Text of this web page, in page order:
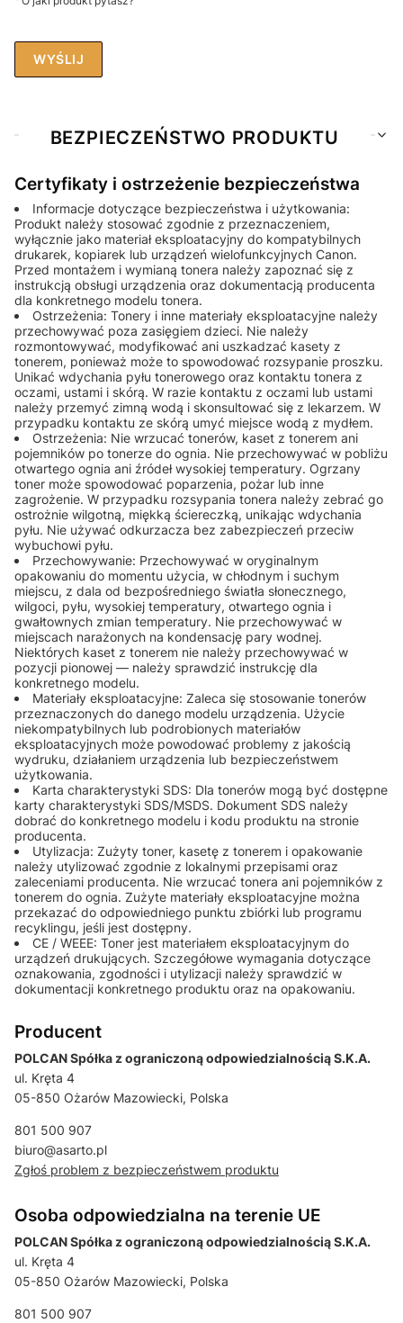
WYŚLIJ
BEZPIECZEŃSTWO PRODUKTU
Certyfikaty i ostrzeżenie bezpieczeństwa
Informacje dotyczące bezpieczeństwa i użytkowania:
Produkt należy stosować zgodnie z przeznaczeniem,
wyłącznie jako materiał eksploatacyjny do kompatybilnych
drukarek, kopiarek lub urządzeń wielofunkcyjnych Canon.
Przed montażem i wymianą tonera należy zapoznać się z
instrukcją obsługi urządzenia oraz dokumentacją producenta
dla konkretnego modelu tonera.
Ostrzeżenia: Tonery i inne materiały eksploatacyjne należy
przechowywać poza zasięgiem dzieci. Nie należy
rozmontowywać, modyfikować ani uszkadzać kasety z
tonerem, ponieważ może to spowodować rozsypanie proszku.
Unikać wdychania pyłu tonerowego oraz kontaktu tonera z
oczami, ustami i skórą. W razie kontaktu z oczami lub ustami
należy przemyć zimną wodą i skonsultować się z lekarzem. W
przypadku kontaktu ze skórą umyć miejsce wodą z mydłem.
Ostrzeżenia: Nie wrzucać tonerów, kaset z tonerem ani
pojemników po tonerze do ognia. Nie przechowywać w pobliżu
otwartego ognia ani źródeł wysokiej temperatury. Ogrzany
toner może spowodować poparzenia, pożar lub inne
zagrożenie. W przypadku rozsypania tonera należy zebrać go
ostrożnie wilgotną, miękką ściereczką, unikając wdychania
pyłu. Nie używać odkurzacza bez zabezpieczeń przeciw
wybuchowi pyłu.
Przechowywanie: Przechowywać w oryginalnym
opakowaniu do momentu użycia, w chłodnym i suchym
miejscu, z dala od bezpośredniego światła słonecznego,
wilgoci, pyłu, wysokiej temperatury, otwartego ognia i
gwałtownych zmian temperatury. Nie przechowywać w
miejscach narażonych na kondensację pary wodnej.
Niektórych kaset z tonerem nie należy przechowywać w
pozycji pionowej — należy sprawdzić instrukcję dla
konkretnego modelu.
Materiały eksploatacyjne: Zaleca się stosowanie tonerów
przeznaczonych do danego modelu urządzenia. Użycie
niekompatybilnych lub podrobionych materiałów
eksploatacyjnych może powodować problemy z jakością
wydruku, działaniem urządzenia lub bezpieczeństwem
użytkowania.
Karta charakterystyki SDS: Dla tonerów mogą być dostępne
karty charakterystyki SDS/MSDS. Dokument SDS należy
dobrać do konkretnego modelu i kodu produktu na stronie
producenta.
Utylizacja: Zużyty toner, kasetę z tonerem i opakowanie
należy utylizować zgodnie z lokalnymi przepisami oraz
zaleceniami producenta. Nie wrzucać tonera ani pojemników z
tonerem do ognia. Zużyte materiały eksploatacyjne można
przekazać do odpowiedniego punktu zbiórki lub programu
recyklingu, jeśli jest dostępny.
CE / WEEE: Toner jest materiałem eksploatacyjnym do
urządzeń drukujących. Szczegółowe wymagania dotyczące
oznakowania, zgodności i utylizacji należy sprawdzić w
dokumentacji konkretnego produktu oraz na opakowaniu.
Producent
POLCAN Spółka z ograniczoną odpowiedzialnością S.K.A.
ul. Kręta 4
05-850 Ożarów Mazowiecki, Polska
801 500 907
biuro@asarto.pl
Zgłoś problem z bezpieczeństwem produktu
Osoba odpowiedzialna na terenie UE
POLCAN Spółka z ograniczoną odpowiedzialnością S.K.A.
ul. Kręta 4
05-850 Ożarów Mazowiecki, Polska
801 500 907